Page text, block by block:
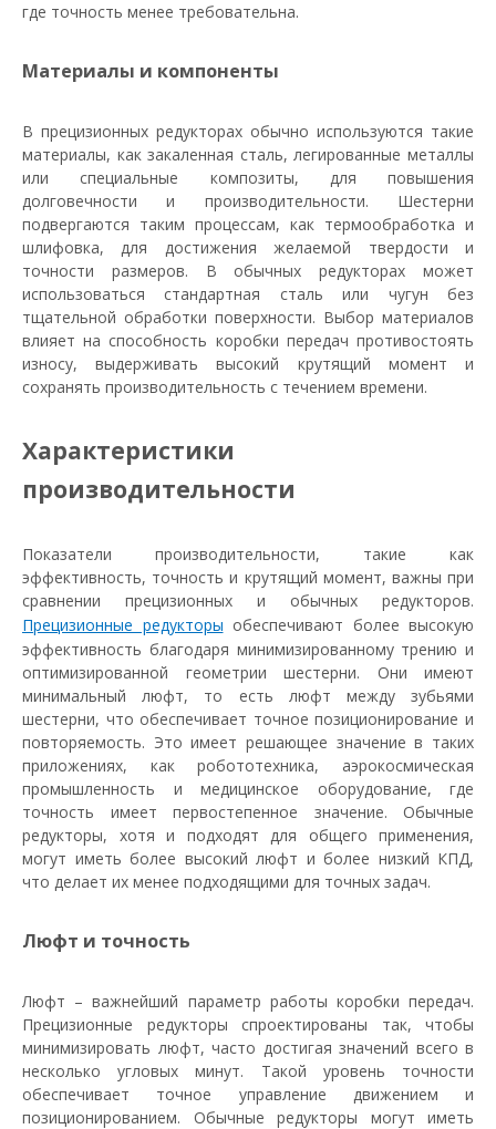
где точность менее требовательна.
Материалы и компоненты
В прецизионных редукторах обычно используются такие
материалы, как закаленная сталь, легированные металлы
или специальные композиты, для повышения
долговечности и производительности. Шестерни
подвергаются таким процессам, как термообработка и
шлифовка, для достижения желаемой твердости и
точности размеров. В обычных редукторах может
использоваться стандартная сталь или чугун без
тщательной обработки поверхности. Выбор материалов
влияет на способность коробки передач противостоять
износу, выдерживать высокий крутящий момент и
сохранять производительность с течением времени.
Характеристики
производительности
Показатели производительности, такие как
эффективность, точность и крутящий момент, важны при
сравнении прецизионных и обычных редукторов.
Прецизионные редукторы обеспечивают более высокую
эффективность благодаря минимизированному трению и
оптимизированной геометрии шестерни. Они имеют
минимальный люфт, то есть люфт между зубьями
шестерни, что обеспечивает точное позиционирование и
повторяемость. Это имеет решающее значение в таких
приложениях, как робототехника, аэрокосмическая
промышленность и медицинское оборудование, где
точность имеет первостепенное значение. Обычные
редукторы, хотя и подходят для общего применения,
могут иметь более высокий люфт и более низкий КПД,
что делает их менее подходящими для точных задач.
Люфт и точность
Люфт – важнейший параметр работы коробки передач.
Прецизионные редукторы спроектированы так, чтобы
минимизировать люфт, часто достигая значений всего в
несколько угловых минут. Такой уровень точности
обеспечивает точное управление движением и
позиционированием. Обычные редукторы могут иметь